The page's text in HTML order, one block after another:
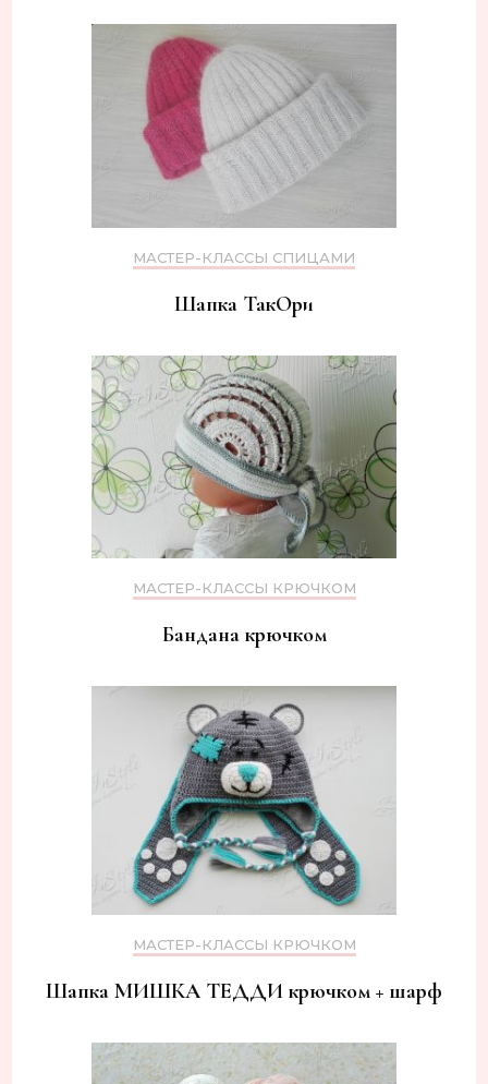
МАСТЕР-КЛАССЫ СПИЦАМИ
Шапка ТакОри
МАСТЕР-КЛАССЫ КРЮЧКОМ
Бандана крючком
МАСТЕР-КЛАССЫ КРЮЧКОМ
Шапка МИШКА ТЕДДИ крючком + шарф